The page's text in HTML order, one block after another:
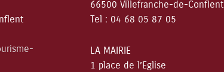
66500 Villefranche-de-Conflent
Tel : 04 68 05 87 05
LA MAIRIE
1 place de l’Eglise